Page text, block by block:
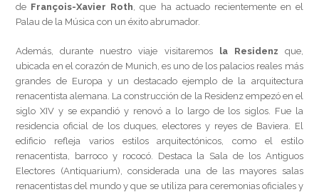
de François-Xavier Roth , que ha actuado recientemente en el
Palau de la Música con un éxito abrumador.
Además, durante nuestro viaje visitaremos la Residenz que,
ubicada en el corazón de Munich, es uno de los palacios reales más
grandes de Europa y un destacado ejemplo de la arquitectura
renacentista alemana. La construcción de la Residenz empezó en el
siglo XIV y se expandió y renovó a lo largo de los siglos. Fue la
residencia oficial de los duques, electores y reyes de Baviera. El
edificio refleja varios estilos arquitectónicos, como el estilo
renacentista, barroco y rococó. Destaca la Sala de los Antiguos
Electores (Antiquarium), considerada una de las mayores salas
renacentistas del mundo y que se utiliza para ceremonias oficiales y